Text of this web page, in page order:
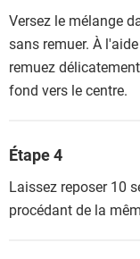
Versez le mélange
sans remuer. À
remuez
fond vers le centre.
Étape 4
Laissez reposer 10
procédant de la